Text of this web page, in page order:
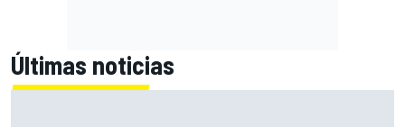
Últimas noticias